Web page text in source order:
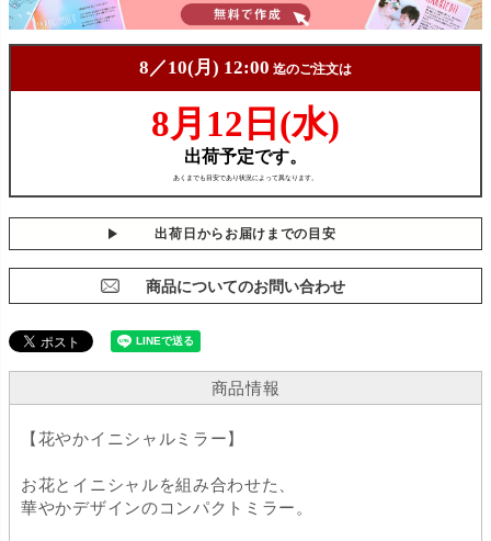
出荷日からお届けまでの目安
商品についてのお問い合わせ
商品情報
【花やかイニシャルミラー】
お花とイニシャルを組み合わせた、
華やかデザインのコンパクトミラー。